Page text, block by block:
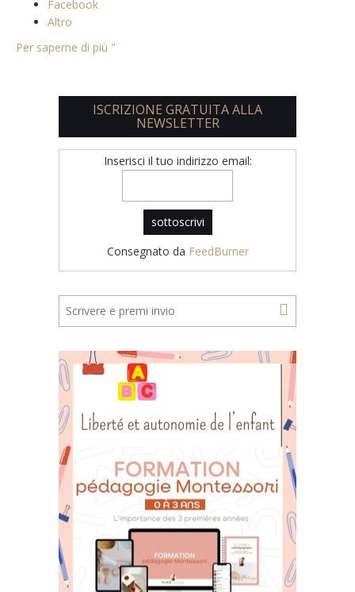
Facebook
Altro
Per saperne di più "
ISCRIZIONE GRATUITA ALLA
NEWSLETTER
Inserisci il tuo indirizzo email:
Consegnato da FeedBurner